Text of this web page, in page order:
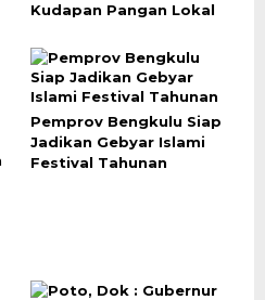
Kudapan Pangan Lokal
Pemprov Bengkulu Siap
Jadikan Gebyar Islami
Festival Tahunan